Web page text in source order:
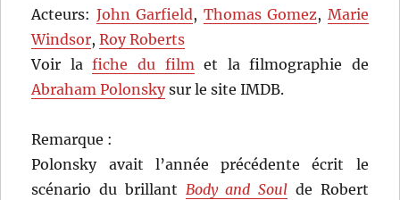
Acteurs: John Garfield, Thomas Gomez, Marie
Windsor,Roy Roberts
Voir lafiche du filmet la filmographie de
Abraham Polonskysur le site IMDB.
Remarque :
Polonsky avait l’année précédente écrit le
scénario du brillant Body and Soul de Robert